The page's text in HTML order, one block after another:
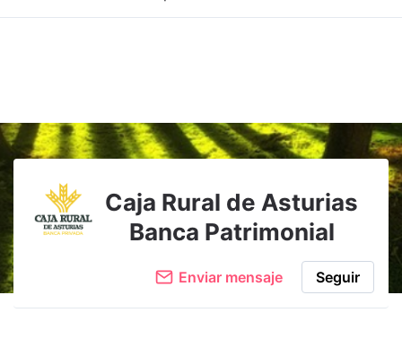
Adjuntar imagen Comentar
Caja Rural de Asturias
Banca Patrimonial
Enviar mensaje Seguir